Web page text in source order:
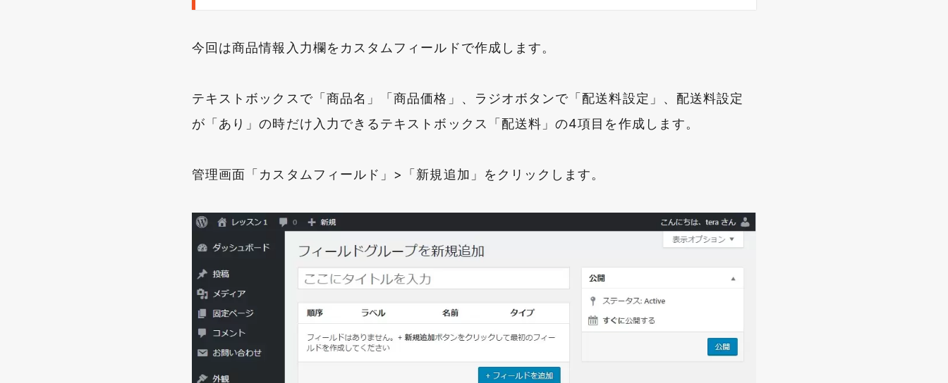
今回は商品情報入力欄をカスタムフィールドで作成します。
テキストボックスで「商品名」「商品価格」、ラジオボタンで「配送料設定」、配送料設定
が「あり」の時だけ入力できるテキストボックス「配送料」の4項目を作成します。
管理画面「カスタムフィールド」>「新規追加」をクリックします。